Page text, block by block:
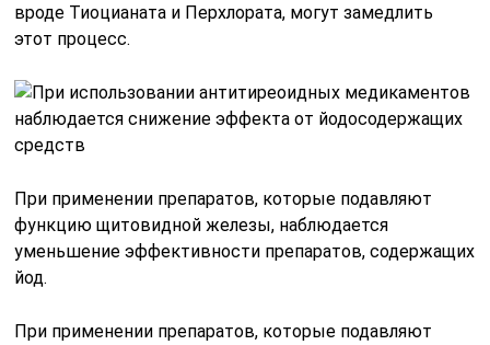
вроде Тиоцианата и Перхлората, могут замедлить
этот процесс.
При применении препаратов, которые подавляют
функцию щитовидной железы, наблюдается
уменьшение эффективности препаратов, содержащих
йод.
При применении препаратов, которые подавляют